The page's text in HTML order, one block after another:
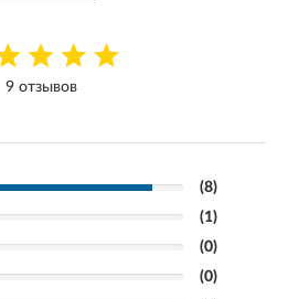
9 отзывов
(8)
(1)
(0)
(0)